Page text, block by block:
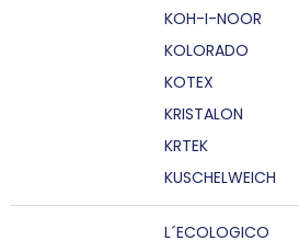
KOH-I-NOOR
KOLORADO
KOTEX
KRISTALON
KRTEK
KUSCHELWEICH
L´ECOLOGICO